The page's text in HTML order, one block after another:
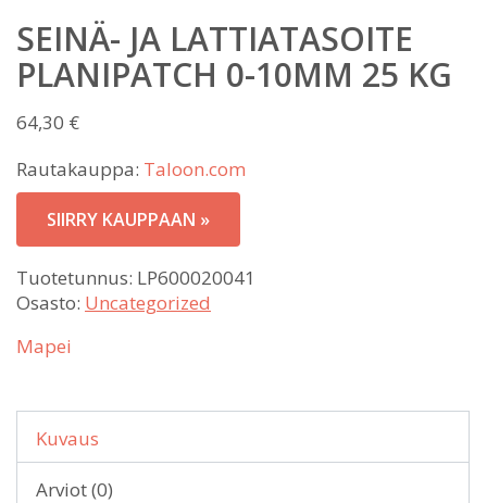
SEINÄ- JA LATTIATASOITE
PLANIPATCH 0-10MM 25 KG
64,30 €
Rautakauppa: Taloon.com
SIIRRY KAUPPAAN »
Tuotetunnus: LP600020041
Osasto: Uncategorized
Mapei
Kuvaus
Arviot (0)